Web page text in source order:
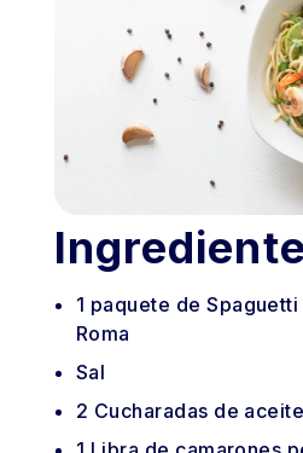
1 paquete de
Roma
Sal
2 Cucharadas de